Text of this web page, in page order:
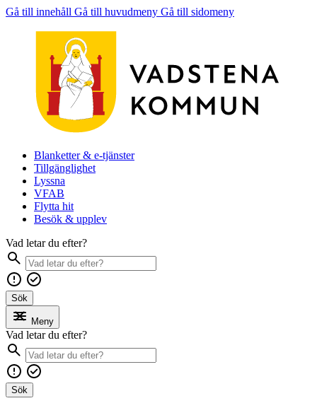
Gå till innehåll Gå till huvudmeny Gå till sidomeny
Blanketter & e-tjänster
Tillgänglighet
Lyssna
VFAB
Flytta hit
Besök & upplev
Vad letar du efter?
Sök
Meny
Vad letar du efter?
Sök